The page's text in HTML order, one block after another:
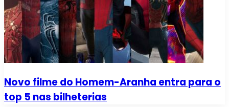
Novo filme do Homem-Aranha entra para o
top 5 nas bilheterias